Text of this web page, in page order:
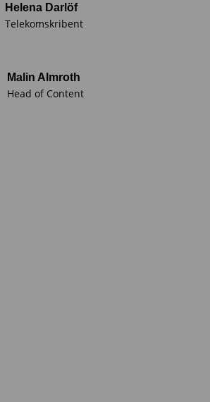
Helena Darlöf
Telekomskribent
Malin Almroth
Head of Content